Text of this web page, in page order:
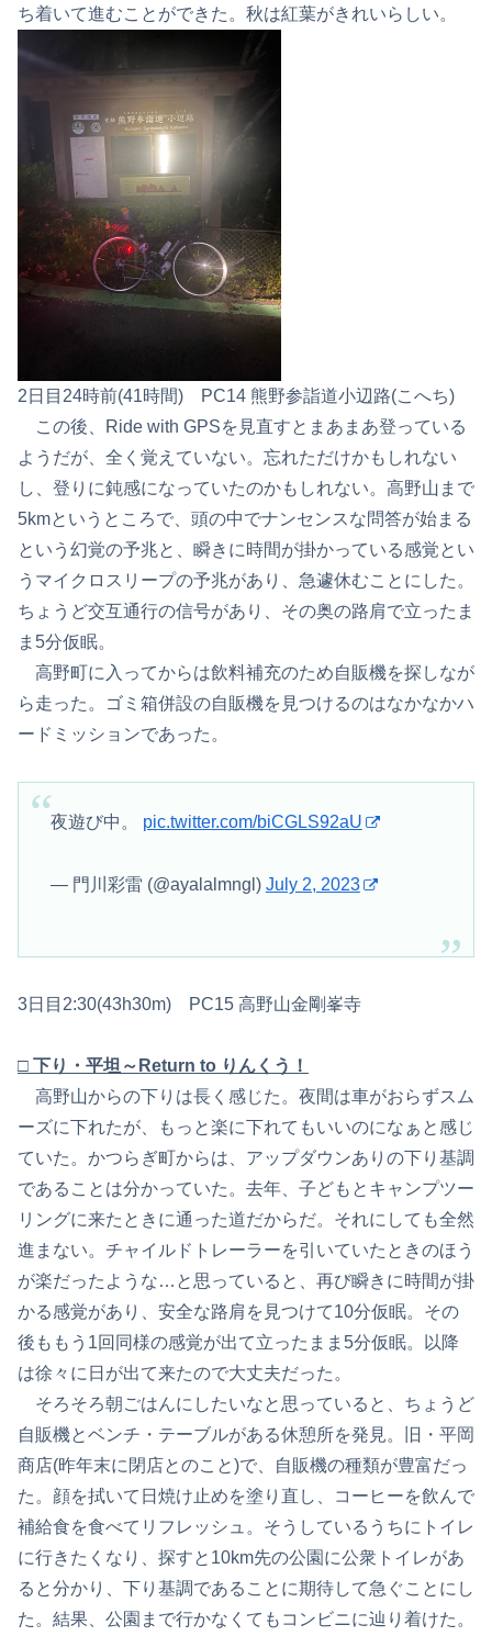
ち着いて進むことができた。秋は紅葉がきれいらしい。
2日目24時前(41時間) PC14 熊野参詣道小辺路(こへち)
この後、Ride with GPSを見直すとまあまあ登っている
ようだが、全く覚えていない。忘れただけかもしれない
し、登りに鈍感になっていたのかもしれない。高野山まで
5kmというところで、頭の中でナンセンスな問答が始まる
という幻覚の予兆と、瞬きに時間が掛かっている感覚とい
うマイクロスリープの予兆があり、急遽休むことにした。
ちょうど交互通行の信号があり、その奥の路肩で立ったま
ま5分仮眠。
高野町に入ってからは飲料補充のため自販機を探しなが
ら走った。ゴミ箱併設の自販機を見つけるのはなかなかハ
ードミッションであった。
夜遊び中。 pic.twitter.com/biCGLS92aU
— 門川彩雷 (@ayalalmngl) July 2, 2023
3日目2:30(43h30m) PC15 高野山金剛峯寺
□ 下り・平坦～Return to りんくう！
高野山からの下りは長く感じた。夜間は車がおらずスム
ーズに下れたが、もっと楽に下れてもいいのになぁと感じ
ていた。かつらぎ町からは、アップダウンありの下り基調
であることは分かっていた。去年、子どもとキャンプツー
リングに来たときに通った道だからだ。それにしても全然
進まない。チャイルドトレーラーを引いていたときのほう
が楽だったような…と思っていると、再び瞬きに時間が掛
かる感覚があり、安全な路肩を見つけて10分仮眠。その
後ももう1回同様の感覚が出て立ったまま5分仮眠。以降
は徐々に日が出て来たので大丈夫だった。
そろそろ朝ごはんにしたいなと思っていると、ちょうど
自販機とベンチ・テーブルがある休憩所を発見。旧・平岡
商店(昨年末に閉店とのこと)で、自販機の種類が豊富だっ
た。顔を拭いて日焼け止めを塗り直し、コーヒーを飲んで
補給食を食べてリフレッシュ。そうしているうちにトイレ
に行きたくなり、探すと10km先の公園に公衆トイレがあ
ると分かり、下り基調であることに期待して急ぐことにし
た。結果、公園まで行かなくてもコンビニに辿り着けた。